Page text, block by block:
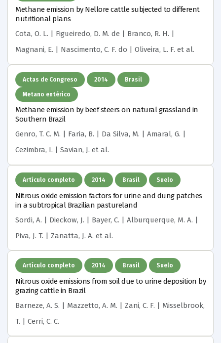
Methane emission by Nellore cattle subjected to different
nutritional plans
Cota, O. L. | Figueiredo, D. M. de | Branco, R. H. |
Magnani, E. | Nascimento, C. F. do | Oliveira, L. F. et al.
Actas de Congreso 2014 Brasil
Metano entérico
Methane emission by beef steers on natural grassland in
Southern Brazil
Genro, T. C. M. | Faria, B. | Da Silva, M. | Amaral, G. |
Cezimbra, I. | Savian, J. et al.
Artículo completo 2014 Brasil Suelo
Nitrous oxide emission factors for urine and dung patches
in a subtropical Brazilian pastureland
Sordi, A. | Dieckow, J. | Bayer, C. | Alburquerque, M. A. |
Piva, J. T. | Zanatta, J. A. et al.
Artículo completo 2014 Brasil Suelo
Nitrous oxide emissions from soil due to urine deposition by
grazing cattle in Brazil
Barneze, A. S. | Mazzetto, A. M. | Zani, C. F. | Misselbrook,
T. | Cerri, C. C.